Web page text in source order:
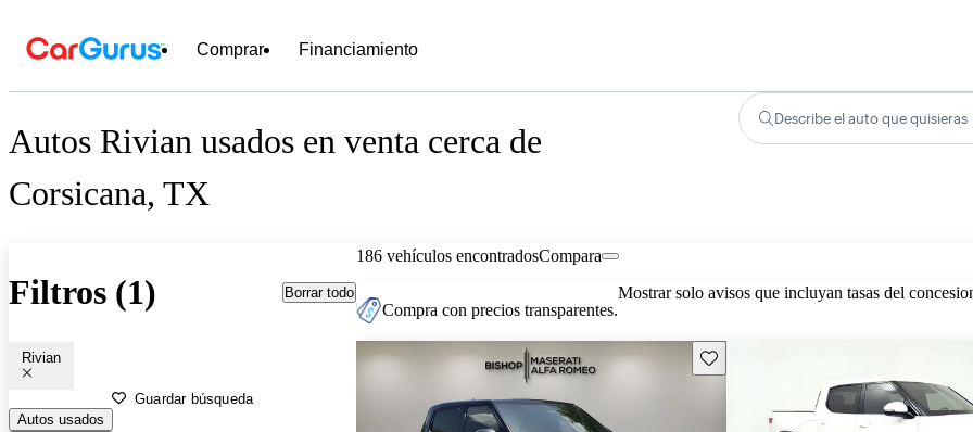
Comprar Financiamiento
Autos Rivian usados en venta cerca de
Corsicana, TX
Describe el auto que quisieras
Filtros (1) Borrar todo
Rivian
Guardar búsqueda
Autos usados
186 vehículos encontradosCompara
Compra con precios transparentes.
Mostrar solo avisos que incluyan tasas del
Guarda este Aviso